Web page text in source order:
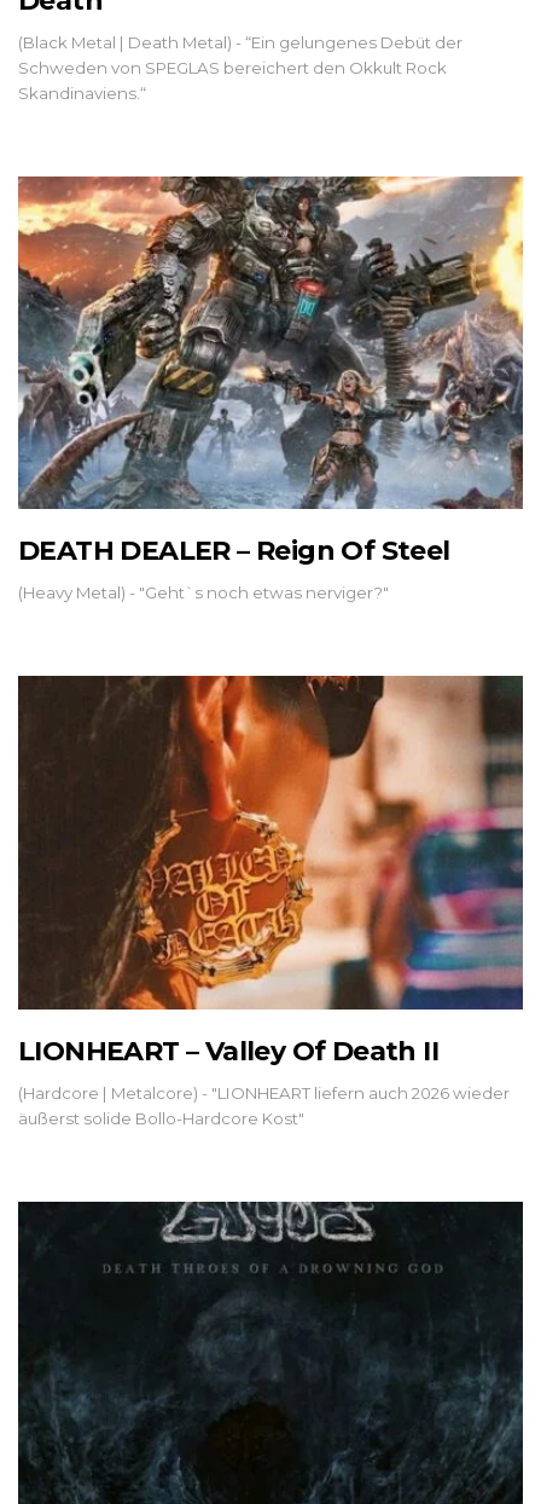
(Black Metal | Death Metal) - “Ein gelungenes Debüt der
Schweden von SPEGLAS bereichert den Okkult Rock
Skandinaviens.“
DEATH DEALER – Reign Of Steel
(Heavy Metal) - "Geht`s noch etwas nerviger?"
LIONHEART – Valley Of Death II
(Hardcore | Metalcore) - "LIONHEART liefern auch 2026 wieder
äußerst solide Bollo-Hardcore Kost"